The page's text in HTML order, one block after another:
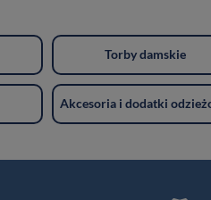
Torby damskie
Akcesoria i dodatki